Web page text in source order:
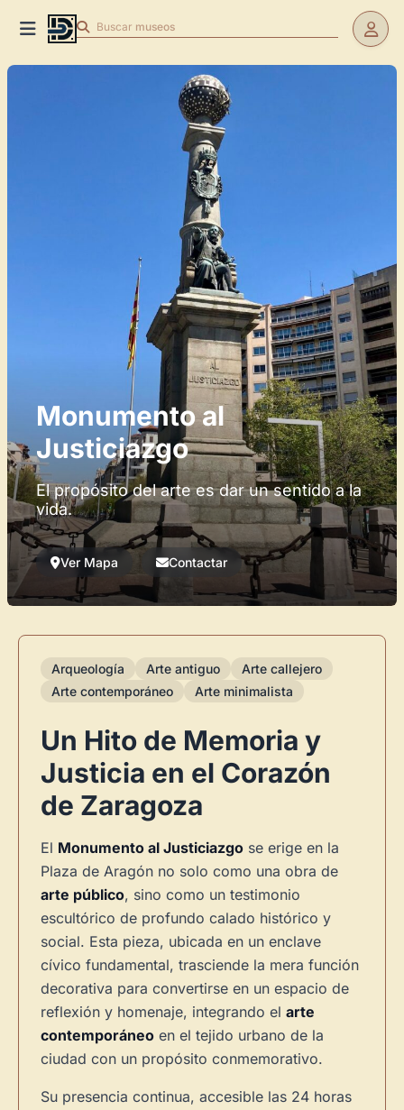
Buscar museos
Monumento al
Justiciazgo
El propósito del arte es dar un sentido a la
vida.
Ver Mapa Contactar
Arqueología Arte antiguo
Arte callejero
Arte contemporáneo
Arte minimalista
Un Hito de Memoria y
Justicia en el Corazón
de Zaragoza
El Monumento al Justiciazgo se erige en la
Plaza de Aragón no solo como una obra de
arte público, sino como un testimonio
escultórico de profundo calado histórico y
social. Esta pieza, ubicada en un enclave
cívico fundamental, trasciende la mera función
decorativa para convertirse en un espacio de
reflexión y homenaje, integrando el arte
contemporáneo en el tejido urbano de la
ciudad con un propósito conmemorativo.
Su presencia continua, accesible las 24 horas